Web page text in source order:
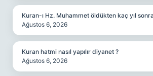
Kuran-ı Hz. Muhammet öldükten kaç yıl sonra
Ağustos 6, 2026
Kuran hatmi nasıl yapılır diyanet ?
Ağustos 6, 2026